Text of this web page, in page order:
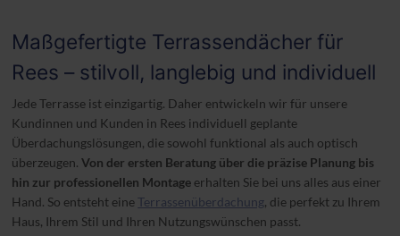
Maßgefertigte Terrassendächer für
Rees – stilvoll, langlebig und individuell
Jede Terrasse ist einzigartig. Daher entwickeln wir für unsere
Kundinnen und Kunden in Rees individuell geplante
Überdachungslösungen, die sowohl funktional als auch optisch
überzeugen.Von der ersten Beratung über die präzise Planung bis
hin zur professionellen Montage erhalten Sie bei uns alles aus einer
Hand. So entsteht eineTerrassenüberdachung, die perfekt zu Ihrem
Haus, Ihrem Stil und Ihren Nutzungswünschen passt.